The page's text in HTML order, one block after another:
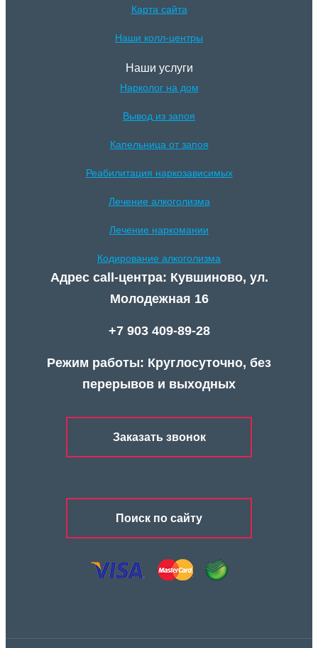
Карта сайта
Наши колл-центры
Наши услуги
Нарколог на дом
Вывод из запоя
Капельница от запоя
Реабилитация наркозависимых
Лечение алкоголизма
Лечение наркомании
Кодирование алкоголизма
Адрес call-центра: Кувшиново, ул.
Молодежная 16
+7 903 409-89-28
Режим работы: Круглосуточно, без
перерывов и выходных
Заказать звонок
Поиск по сайту